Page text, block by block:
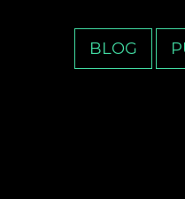
BLOG